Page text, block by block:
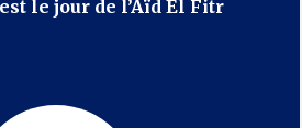
le jour de l’Aïd El Fitr